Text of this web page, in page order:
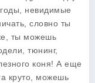
невидимые
словно ты
ты можешь
тюнинг,
коня! А еще
круто, можешь